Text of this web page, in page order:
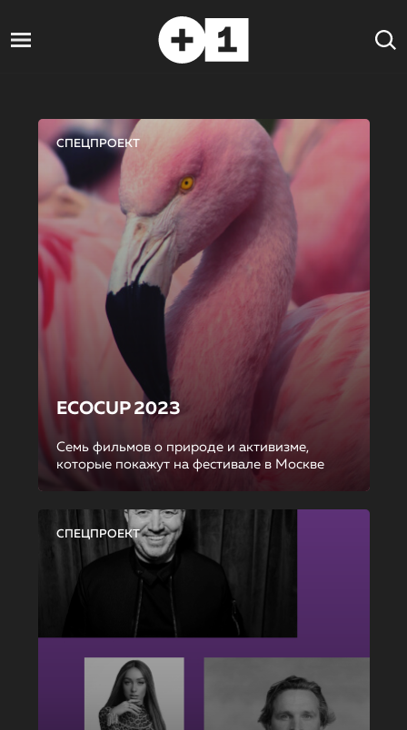
СПЕЦПРОЕКТ
ECOCUP 2023
Семь фильмов о природе и активизме,
которые покажут на фестивале в Москве
СПЕЦПРОЕКТ